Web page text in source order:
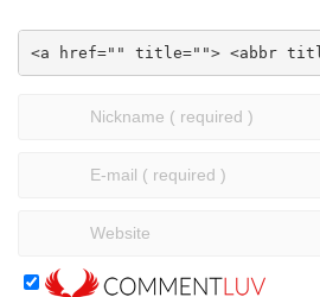
<a href="" title=""> <abbr